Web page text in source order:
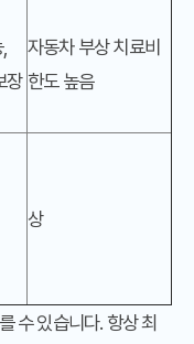
장
자동차 부상 치료비
한도 높음
상
수 있습니다. 항상 최